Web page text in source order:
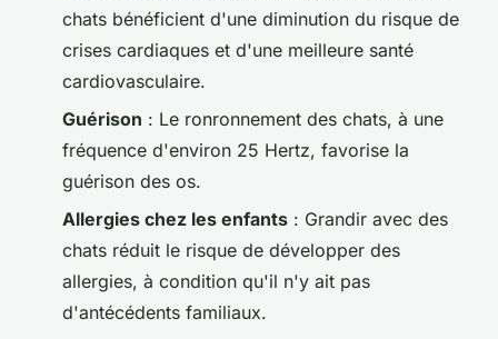
chats bénéficient d'une diminution du risque de
crises cardiaques et d'une meilleure santé
cardiovasculaire.
Guérison : Le ronronnement des chats, à une
fréquence d'environ 25 Hertz, favorise la
guérison des os.
Allergies chez les enfants : Grandir avec des
chats réduit le risque de développer des
allergies, à condition qu'il n'y ait pas
d'antécédents familiaux.